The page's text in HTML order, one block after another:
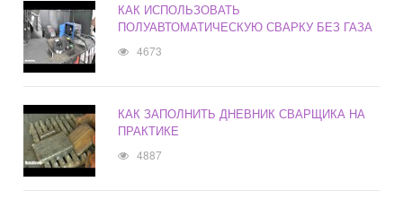
КАК ИСПОЛЬЗОВАТЬ
ПОЛУАВТОМАТИЧЕСКУЮ СВАРКУ БЕЗ ГАЗА
4673
КАК ЗАПОЛНИТЬ ДНЕВНИК СВАРЩИКА НА
ПРАКТИКЕ
4887